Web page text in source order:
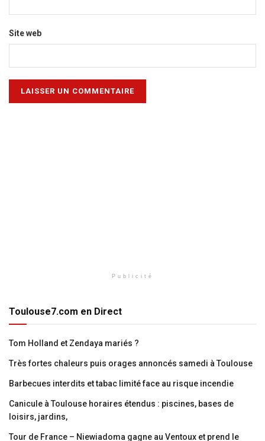
Site web
Publicité
Toulouse7.com en Direct
Tom Holland et Zendaya mariés ?
Très fortes chaleurs puis orages annoncés samedi à Toulouse
Barbecues interdits et tabac limité face au risque incendie
Canicule à Toulouse horaires étendus : piscines, bases de
loisirs, jardins,
Tour de France – Niewiadoma gagne au Ventoux et prend le